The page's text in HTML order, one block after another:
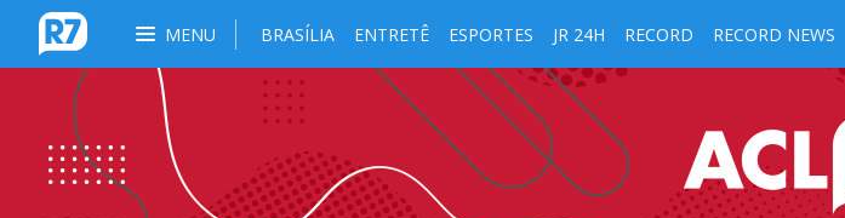
MENU BRASÍLIA ENTRETÊ ESPORTES JR 24H RECORD RECORD NEWS